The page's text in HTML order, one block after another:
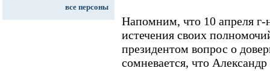
все персоны
Напомним, что 10 апреля г-
истечения своих
президентом вопрос о
сомневается, что Александр